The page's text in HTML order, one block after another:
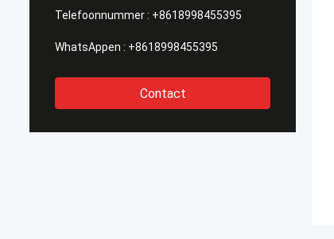
onderhoudsdiensten
Telefoonnummer : +8618998455395
WhatsAppen : +8618998455395
Contact